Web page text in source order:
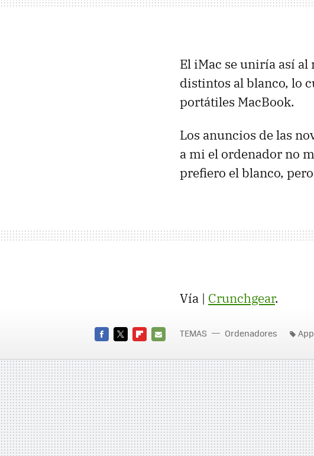
El iMac se uniría así al
distintos al blanco, lo
portátiles MacBook.
Los anuncios de las
a mi el ordenador no
prefiero el blanco,
Vía | Crunchgear.
MAIL
TEMAS Ordenadores